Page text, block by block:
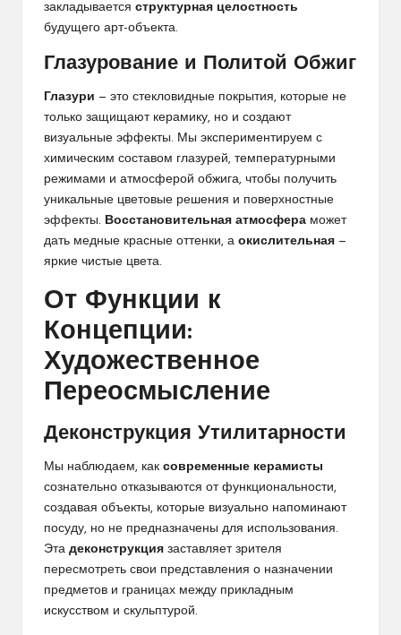
закладывается структурная целостность
будущего арт-объекта.
Глазурование и Политой Обжиг
Глазури — это стекловидные покрытия, которые не
только защищают керамику, но и создают
визуальные эффекты. Мы экспериментируем с
химическим составом глазурей, температурными
режимами и атмосферой обжига, чтобы получить
уникальные цветовые решения и поверхностные
эффекты.
Восстановительная атмосфера может
дать медные красные оттенки, а окислительная —
яркие чистые цвета.
От Функции к
Концепции:
Художественное
Переосмысление
Деконструкция Утилитарности
Мы наблюдаем, как современные керамисты
сознательно отказываются от функциональности,
создавая объекты, которые визуально напоминают
посуду, но не предназначены для использования.
Эта деконструкция заставляет зрителя
пересмотреть свои представления о назначении
предметов и границах между прикладным
искусством и скульптурой.